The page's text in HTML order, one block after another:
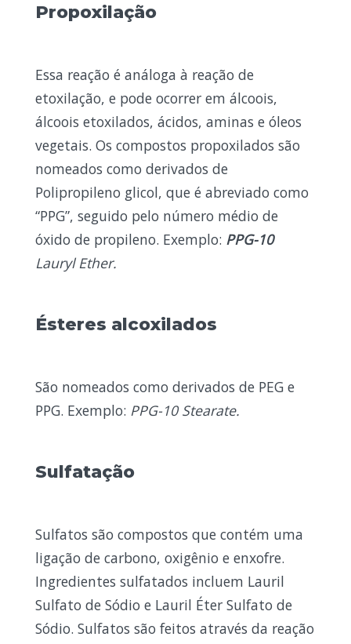
Propoxilação
Essa reação é análoga à reação de
etoxilação, e pode ocorrer em álcoois,
álcoois etoxilados, ácidos, aminas e óleos
vegetais. Os compostos propoxilados são
nomeados como derivados de
Polipropileno glicol, que é abreviado como
“PPG”, seguido pelo número médio de
óxido de propileno. Exemplo: PPG-10
Lauryl Ether.
Ésteres alcoxilados
São nomeados como derivados de PEG e
PPG. Exemplo: PPG-10 Stearate.
Sulfatação
Sulfatos são compostos que contém uma
ligação de carbono, oxigênio e enxofre.
Ingredientes sulfatados incluem Lauril
Sulfato de Sódio e Lauril Éter Sulfato de
Sódio. Sulfatos são feitos através da reação